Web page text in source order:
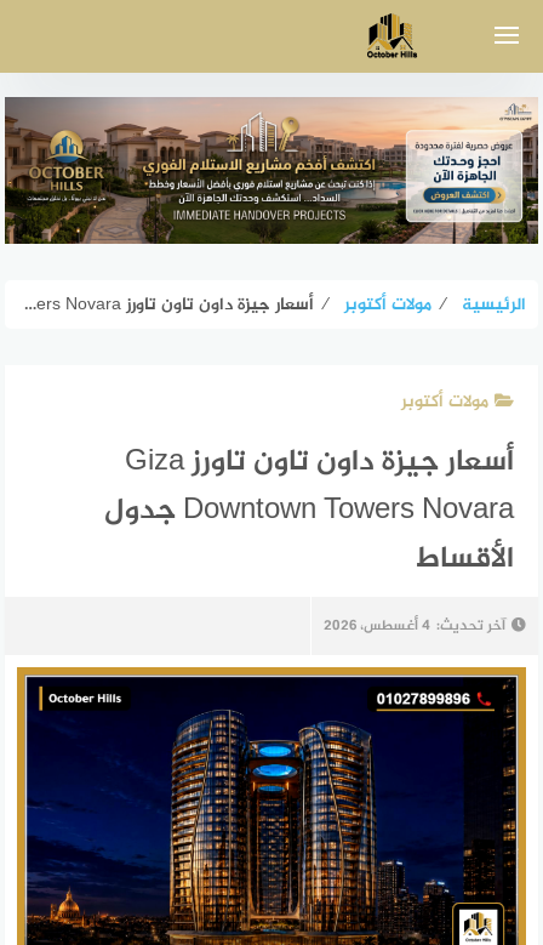
الرئيسية ⁄ مولات أكتوبر ⁄ أسعار جيزة داون تاون تاورز Giza Downtown Towers Novara جدول الأقساط
مولات أكتوبر
أسعار جيزة داون تاون تاورز Giza
Downtown Towers Novara جدول
الأقساط
آخر تحديث: 4 أغسطس، 2026